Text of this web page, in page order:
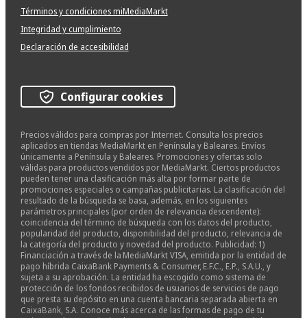
Términos y condiciones miMediaMarkt
Integridad y cumplimiento
Declaración de accesibilidad
Configurar cookies
Precios válidos para compras por Internet. Consulta los precios
aplicados en tiendas MediaMarkt en Península y Baleares. Envíos
únicamente a Península y Baleares. Promociones y ofertas solo
válidas para productos vendidos por MediaMarkt. Ciertos productos
pueden tener una clasificación más alta por formar parte de
promociones especiales o campañas publicitarias. La clasificación del
resultado de la búsqueda se basa, además, en los siguientes
parámetros principales (por orden de relevancia descendente):
coincidencia del término de búsqueda con los datos del producto,
popularidad del producto, disponibilidad del producto, relevancia de
la categoría del producto y novedad del producto. Publicidad: 1)
Financiación a través de la MediaMarkt VISA, emitida por la entidad de
pago híbrida CaixaBank Payments & Consumer, E.F.C., E.P., S.A.U., y
sujeta a su aprobación. La entidad ha escogido como sistema de
protección de los fondos recibidos de usuarios de servicios de pago
que presta su depósito en una cuenta bancaria separada abierta en
CaixaBank, S.A. Conoce más acerca de las formas de pago de tu